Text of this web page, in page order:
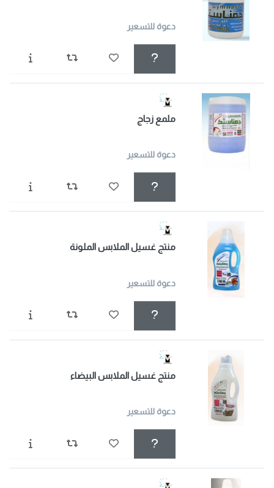
دعوة للتسعير
ملمع زجاج
دعوة للتسعير
منتج غسيل الملابس الملونة
دعوة للتسعير
منتج غسيل الملابس البيضاء
دعوة للتسعير